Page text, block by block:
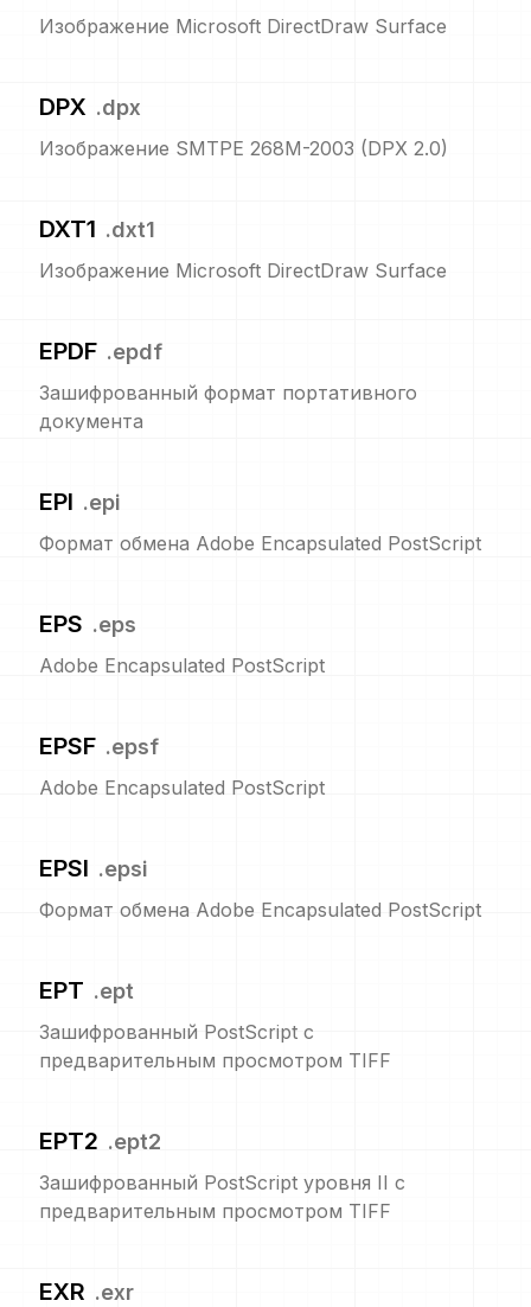
Изображение Microsoft DirectDraw Surface
DPX .dpx
Изображение SMTPE 268M-2003 (DPX 2.0)
DXT1 .dxt1
Изображение Microsoft DirectDraw Surface
EPDF .epdf
Зашифрованный формат портативного
документа
EPI .epi
Формат обмена Adobe Encapsulated PostScript
EPS .eps
Adobe Encapsulated PostScript
EPSF .epsf
Adobe Encapsulated PostScript
EPSI .epsi
Формат обмена Adobe Encapsulated PostScript
EPT .ept
Зашифрованный PostScript с
предварительным просмотром TIFF
EPT2 .ept2
Зашифрованный PostScript уровня II с
предварительным просмотром TIFF
EXR .exr